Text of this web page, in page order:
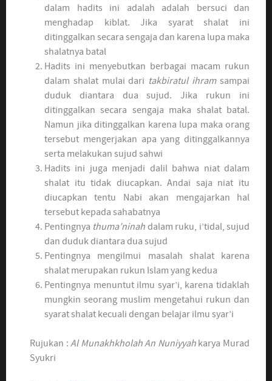
dalam hadits ini adalah adalah bersuci dan
menghadap kiblat. Jika syarat shalat ini
ditinggalkan secara sengaja dan karena lupa maka
shalatnya batal
Hadits ini menyebutkan berbagai macam rukun
dalam shalat mulai dari takbiratul ihramsampai
duduk diantara dua sujud. Jika rukun ini
ditinggalkan secara sengaja maka shalat batal.
Namun jika ditinggalkan karena lupa maka orang
tersebut mengerjakan apa yang ditinggalkannya
serta melakukan sujud sahwi
Hadits ini juga menjadi dalil bahwa niat dalam
shalat itu tidak diucapkan. Andai saja niat itu
diucapkan tentu Nabi akan mengajarkan hal
tersebut kepada sahabatnya
Pentingnya thuma’ninah dalam ruku, i’tidal, sujud
dan duduk diantara dua sujud
Pentingnya mengilmui masalah shalat karena
shalat merupakan rukun Islam yang kedua
Pentingnya menuntut ilmu syar’i, karena tidaklah
mungkin seorang muslim mengetahui rukun dan
syarat shalat kecuali dengan belajar ilmu syar’i
Rujukan :AlMunakhkholahAn Nuniyyah karya Murad
Syukri